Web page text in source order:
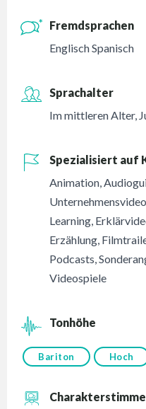
Fremdsprachen
Englisch Spanisch
Sprachalter
Im mittleren Alter,
Spezialisiert auf
Animation,
Learning,
Erzählung,
Podcasts,
Videospiele
Tonhöhe
Bariton Hoch